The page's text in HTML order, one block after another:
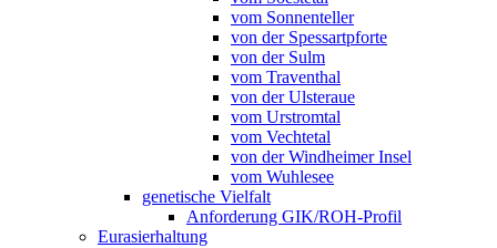
vom Sonnenteller
von der Spessartpforte
von der Sulm
vom Traventhal
von der Ulsteraue
vom Urstromtal
vom Vechtetal
von der Windheimer Insel
vom Wuhlesee
genetische Vielfalt
Anforderung GIK/ROH-Profil
Eurasierhaltung